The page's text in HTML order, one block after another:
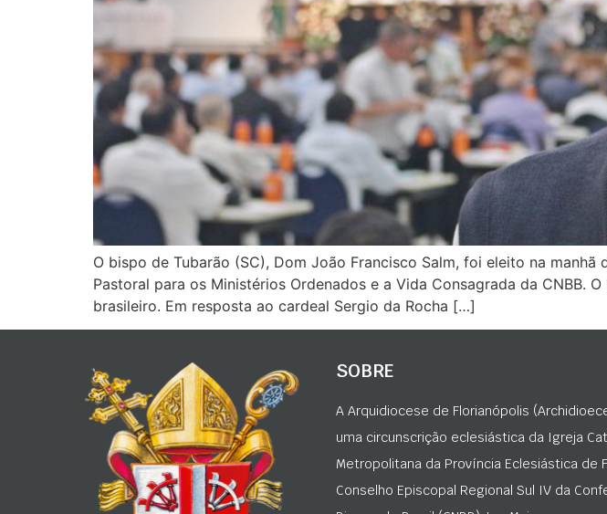
O bispo de Tubarão (SC), Dom João Francisco Salm, foi eleito na
Pastoral para os Ministérios Ordenados e a Vida Consagrada da CNBB.
brasileiro. Em resposta ao cardeal Sergio da Rocha […]
SOBRE
A Arquidiocese de Florianópolis
uma circunscrição eclesiástica da Igreja
Metropolitana da Província Eclesiástica de
Conselho Episcopal Regional Sul IV da